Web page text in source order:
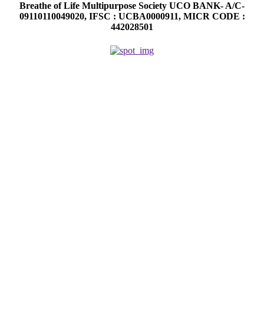
Breathe of Life Multipurpose Society UCO BANK- A/C-
09110110049020, IFSC : UCBA0000911, MICR CODE :
442028501